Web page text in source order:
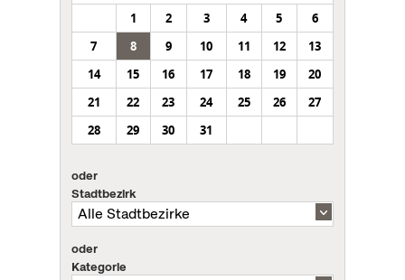
1
2 3 4 5
6
7
8 9 10 11 12
13
14
15 16 17 18 19
20
21
22 23 24 25 26
27
28
29 30 31
oder
Stadtbezirk
oder
Kategorie